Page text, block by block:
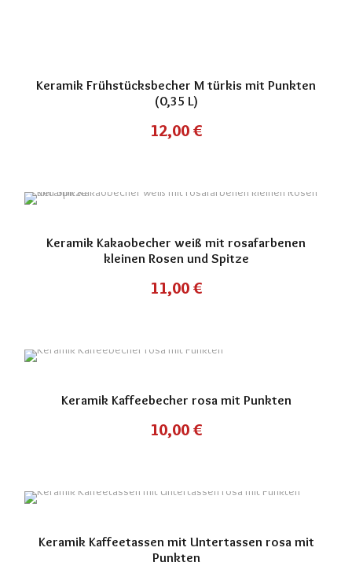
Keramik Frühstücksbecher M türkis mit Punkten
(0,35 L)
12,00 €
Keramik Kakaobecher weiß mit rosafarbenen
kleinen Rosen und Spitze
11,00 €
Keramik Kaffeebecher rosa mit Punkten
10,00 €
Keramik Kaffeetassen mit Untertassen rosa mit
Punkten